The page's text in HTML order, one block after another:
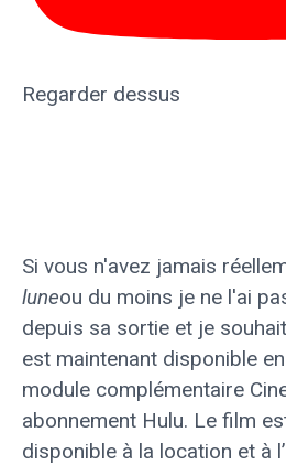
Regarder dessus
Si vous n'avez jamais
luneou du moins je ne l'ai
depuis sa sortie et je
est maintenant disponible
module complémentaire
abonnement Hulu. Le film
disponible à la location et à